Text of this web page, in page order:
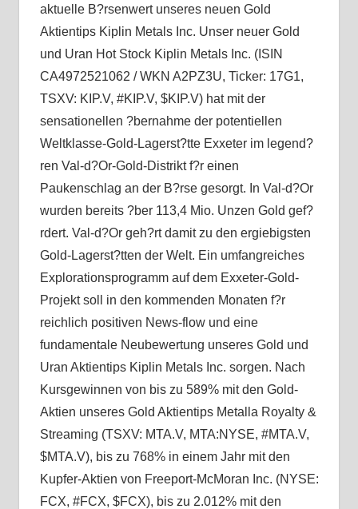
aktuelle B?rsenwert unseres neuen Gold
Aktientips Kiplin Metals Inc. Unser neuer Gold
und Uran Hot Stock Kiplin Metals Inc. (ISIN
CA4972521062 / WKN A2PZ3U, Ticker: 17G1,
TSXV: KIP.V, #KIP.V, $KIP.V) hat mit der
sensationellen ?bernahme der potentiellen
Weltklasse-Gold-Lagerst?tte Exxeter im legend?
ren Val-d?Or-Gold-Distrikt f?r einen
Paukenschlag an der B?rse gesorgt. In Val-d?Or
wurden bereits ?ber 113,4 Mio. Unzen Gold gef?
rdert. Val-d?Or geh?rt damit zu den ergiebigsten
Gold-Lagerst?tten der Welt. Ein umfangreiches
Explorationsprogramm auf dem Exxeter-Gold-
Projekt soll in den kommenden Monaten f?r
reichlich positiven News-flow und eine
fundamentale Neubewertung unseres Gold und
Uran Aktientips Kiplin Metals Inc. sorgen. Nach
Kursgewinnen von bis zu 589% mit den Gold-
Aktien unseres Gold Aktientips Metalla Royalty &
Streaming (TSXV: MTA.V, MTA:NYSE, #MTA.V,
$MTA.V), bis zu 768% in einem Jahr mit den
Kupfer-Aktien von Freeport-McMoran Inc. (NYSE:
FCX, #FCX, $FCX), bis zu 2.012% mit den